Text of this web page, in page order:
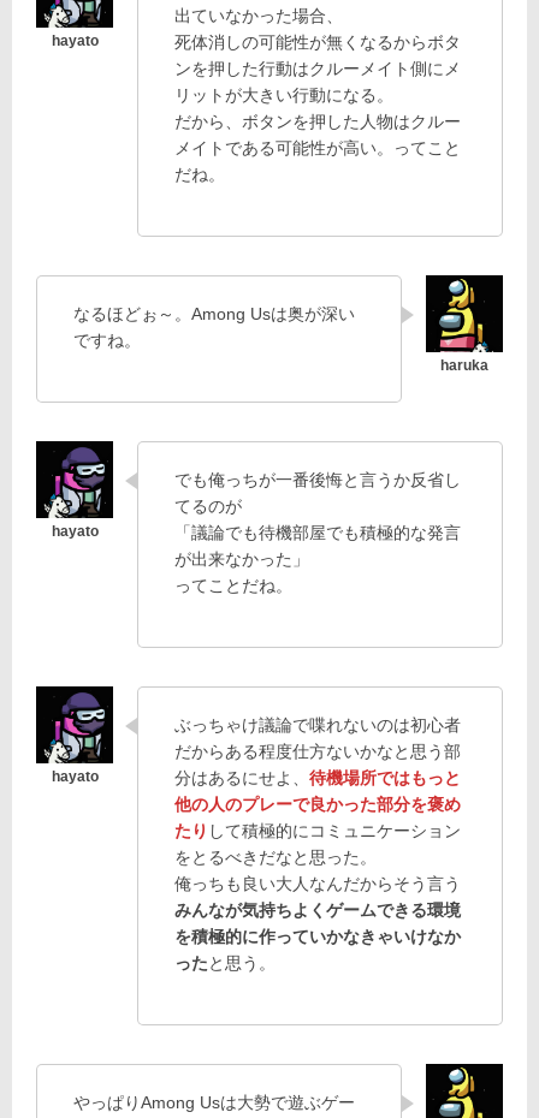
出ていなかった場合、
死体消しの可能性が無くなるからボタ
ンを押した行動はクルーメイト側にメ
リットが大きい行動になる。
だから、ボタンを押した人物はクルー
メイトである可能性が高い。ってこと
だね。
なるほどぉ～。Among Usは奥が深い
ですね。
でも俺っちが一番後悔と言うか反省し
てるのが
「議論でも待機部屋でも積極的な発言
が出来なかった」
ってことだね。
ぶっちゃけ議論で喋れないのは初心者
だからある程度仕方ないかなと思う部
分はあるにせよ、 待機場所ではもっと
他の人のプレーで良かった部分を褒め
たり して積極的にコミュニケーション
をとるべきだなと思った。
俺っちも良い大人なんだからそう言う
みんなが気持ちよくゲームできる環境
を積極的に作っていかなきゃいけなか
ったと思う。
やっぱりAmong Usは大勢で遊ぶゲー